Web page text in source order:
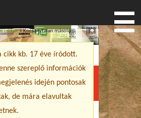
cikkek» Kocsánytalan másoló
üzenet
cikk kb. 17 éve íródott.
szereplő információk
idején pontosak
de mára elavultak